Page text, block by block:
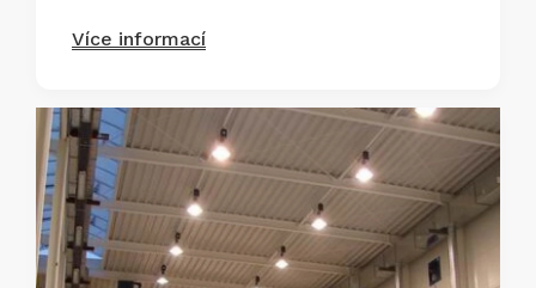
Více informací